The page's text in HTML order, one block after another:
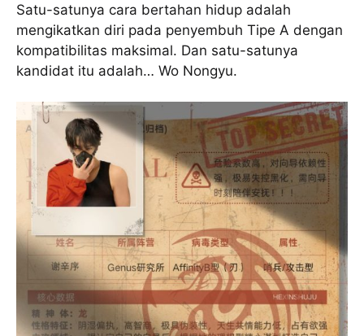
Satu-satunya cara bertahan hidup adalah
mengikatkan diri pada penyembuh Tipe A dengan
kompatibilitas maksimal. Dan satu-satunya
kandidat itu adalah… Wo Nongyu.